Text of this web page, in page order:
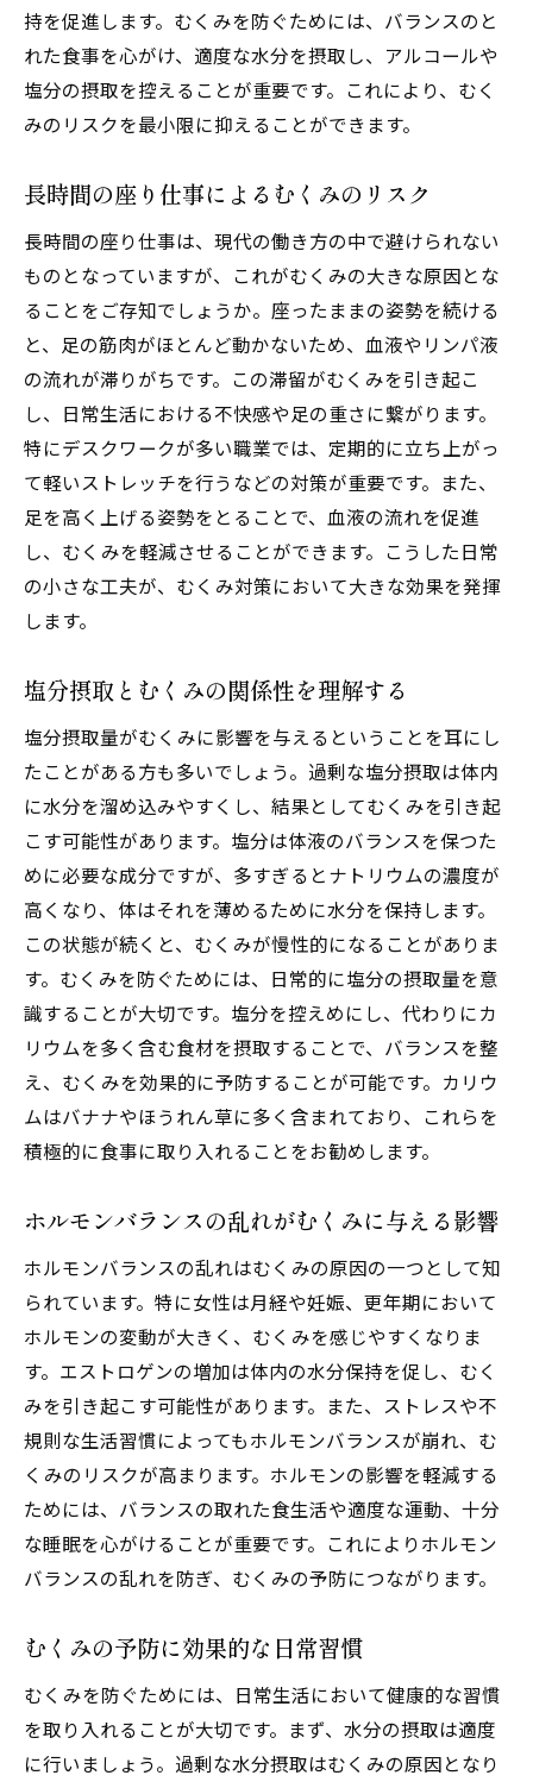
運動不足が招くむくみを撃退するためのエクサ
サイズ方法
むくみ改善に効果的なウォーキングのすす
め
むくみを和らげるヨガポーズ
筋力トレーニングでむくみを撃退する理由
むくみを予防するための有酸素運動の重要
性
むくみ対策に効果的なフィットネスプログ
ラム
むくみとホルモンバランスの関係性を理解しよ
う
月経周期によるむくみの変化を知る
ホルモンバランスを整えるための生活習慣
ホルモンバランスの改善がむくみ解消に繋
がる理由
むくみ改善に効果的なホームケアで健康的な体
を手に入れる
家庭でできるむくみ解消の簡単マッサージ
むくみを和らげるアロマセラピーの活用法
お風呂でむくみを取るための工夫
むくみを予防するためのリラックス法
むくみを減らすためのナチュラルプロダク
ト活用法
むくみ改善に役立つセルフケアガイド
むくみ知らずの生活習慣を理学療法士がアドバ
イス
日常生活でむくみを予防するためのヒント
むくみ対策に効果的なライフスタイルの構
築
理学療法士おすすめのむくみ解消法
むくみ改善のためのライフスタイルアドバ
イス
健康的な体を維持するためのむくみ対策法
持を促進します。むくみを防ぐためには、バランスのと
れた食事を心がけ、適度な水分を摂取し、アルコールや
塩分の摂取を控えることが重要です。これにより、むく
みのリスクを最小限に抑えることができます。
長時間の座り仕事によるむくみのリスク
長時間の座り仕事は、現代の働き方の中で避けられない
ものとなっていますが、これがむくみの大きな原因とな
ることをご存知でしょうか。座ったままの姿勢を続ける
と、足の筋肉がほとんど動かないため、血液やリンパ液
の流れが滞りがちです。この滞留がむくみを引き起こ
し、日常生活における不快感や足の重さに繋がります。
特にデスクワークが多い職業では、定期的に立ち上がっ
て軽いストレッチを行うなどの対策が重要です。また、
足を高く上げる姿勢をとることで、血液の流れを促進
し、むくみを軽減させることができます。こうした日常
の小さな工夫が、むくみ対策において大きな効果を発揮
します。
塩分摂取とむくみの関係性を理解する
塩分摂取量がむくみに影響を与えるということを耳にし
たことがある方も多いでしょう。過剰な塩分摂取は体内
に水分を溜め込みやすくし、結果としてむくみを引き起
こす可能性があります。塩分は体液のバランスを保つた
めに必要な成分ですが、多すぎるとナトリウムの濃度が
高くなり、体はそれを薄めるために水分を保持します。
この状態が続くと、むくみが慢性的になることがありま
す。むくみを防ぐためには、日常的に塩分の摂取量を意
識することが大切です。塩分を控えめにし、代わりにカ
リウムを多く含む食材を摂取することで、バランスを整
え、むくみを効果的に予防することが可能です。カリウ
ムはバナナやほうれん草に多く含まれており、これらを
積極的に食事に取り入れることをお勧めします。
ホルモンバランスの乱れがむくみに与える影響
ホルモンバランスの乱れはむくみの原因の一つとして知
られています。特に女性は月経や妊娠、更年期において
ホルモンの変動が大きく、むくみを感じやすくなりま
す。エストロゲンの増加は体内の水分保持を促し、むく
みを引き起こす可能性があります。また、ストレスや不
規則な生活習慣によってもホルモンバランスが崩れ、む
くみのリスクが高まります。ホルモンの影響を軽減する
ためには、バランスの取れた食生活や適度な運動、十分
な睡眠を心がけることが重要です。これによりホルモン
バランスの乱れを防ぎ、むくみの予防につながります。
むくみの予防に効果的な日常習慣
むくみを防ぐためには、日常生活において健康的な習慣
を取り入れることが大切です。まず、水分の摂取は適度
に行いましょう。過剰な水分摂取はむくみの原因となり